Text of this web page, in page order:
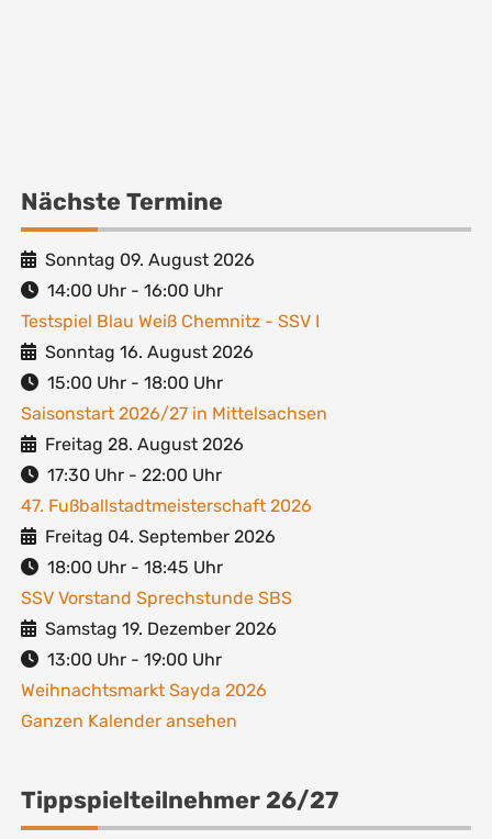
Nächste Termine
Sonntag 09. August 2026
14:00 Uhr - 16:00 Uhr
Testspiel Blau Weiß Chemnitz - SSV I
Sonntag 16. August 2026
15:00 Uhr - 18:00 Uhr
Saisonstart 2026/27 in Mittelsachsen
Freitag 28. August 2026
17:30 Uhr - 22:00 Uhr
47. Fußballstadtmeisterschaft 2026
Freitag 04. September 2026
18:00 Uhr - 18:45 Uhr
SSV Vorstand Sprechstunde SBS
Samstag 19. Dezember 2026
13:00 Uhr - 19:00 Uhr
Weihnachtsmarkt Sayda 2026
Ganzen Kalender ansehen
Tippspielteilnehmer 26/27